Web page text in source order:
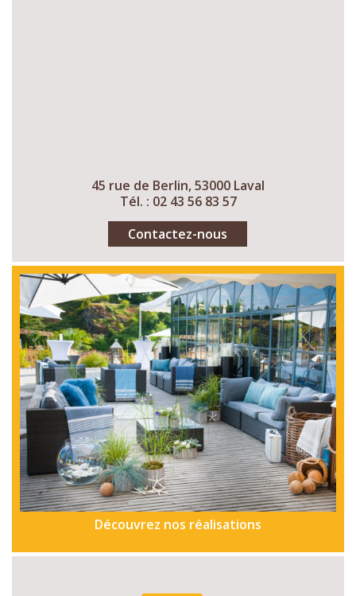
45 rue de Berlin, 53000 Laval
Tél. : 02 43 56 83 57
Contactez-nous
Découvrez nos réalisations